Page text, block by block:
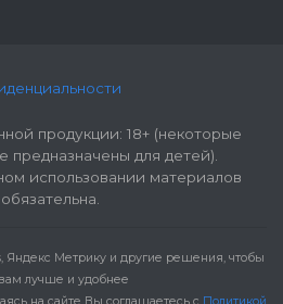
продукции: 18+ (некоторые
предназначены для детей).
использовании материалов
Яндекс Метрику и другие решения, чтобы
лучше и удобнее
на сайте Вы соглашаетесь с Политикой